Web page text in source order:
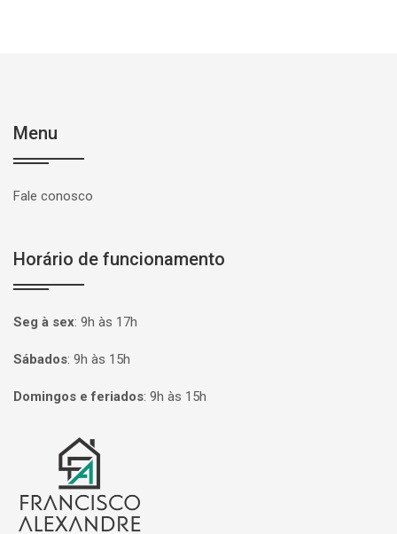
Menu
Fale conosco
Horário de funcionamento
Seg à sex: 9h às 17h
Sábados: 9h às 15h
Domingos e feriados: 9h às 15h
Página inicial